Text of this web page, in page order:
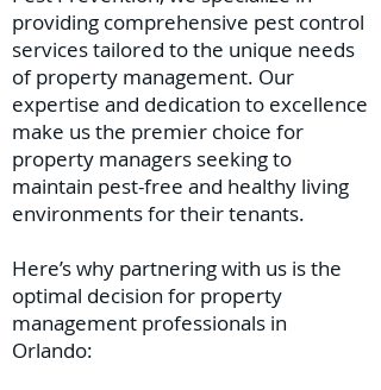
providing comprehensive pest control
services tailored to the unique needs
of property management. Our
expertise and dedication to excellence
make us the premier choice for
property managers seeking to
maintain pest-free and healthy living
environments for their tenants.
Here’s why partnering with us is the
optimal decision for property
management professionals in
Orlando: